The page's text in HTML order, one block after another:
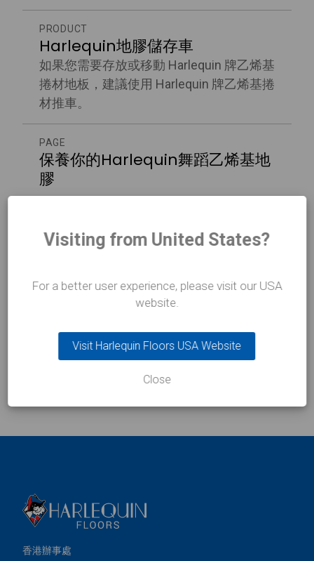
PRODUCT
Harlequin地膠儲存車
如果您需要存放或移動 Harlequin 牌乙烯基
捲材地板，建議使用 Harlequin 牌乙烯基捲
材推車。
PAGE
保養你的Harlequin舞蹈乙烯基地
膠
Harlequin Clarity
適合反向數位印刷，因為印刷圖案位於地
板背面，從而避免了磨損和損壞。
香港辦事處
Visiting from United States?
For a better user experience, please visit our USA
website.
Visit Harlequin Floors USA Website
Close